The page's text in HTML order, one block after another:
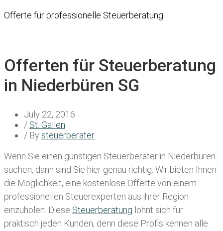
Offerte für professionelle Steuerberatung:
Offerten für Steuerberatung
in Niederbüren SG
July 22, 2016
/ St. Gallen
/ By steuerberater
Wenn Sie einen günstigen Steuerberater in Niederbüren
suchen, dann sind Sie hier genau richtig. Wir bieten Ihnen
die Möglichkeit, eine kostenlose Offerte von einem
professionellen Steuerexperten aus ihrer Region
einzuholen. Diese Steuerberatung lohnt sich für
praktisch jeden Kunden, denn diese Profis kennen alle